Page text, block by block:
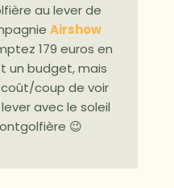
au lever de
Airshow
179 euros en
un budget, mais
coup de voir
avec le soleil
😉